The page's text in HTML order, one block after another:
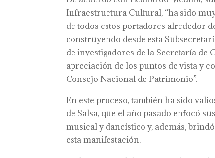
Infraestructura Cultural, “ha sido
de todos estos portadores alrededor
construyendo desde esta
de investigadores de la Secretaría de
apreciación de los puntos de vista y
Consejo Nacional de Patrimonio”.
En este proceso, también ha sido
de Salsa, que el año pasado enfocó
musical y dancístico y, además,
esta manifestación.